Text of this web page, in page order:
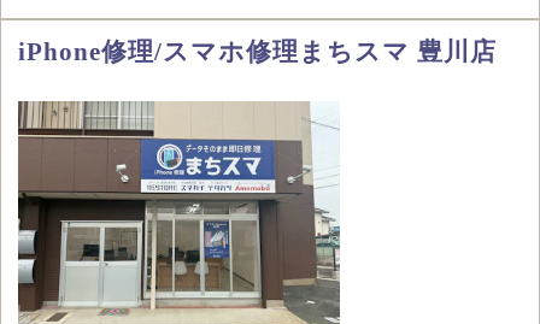
iPhone修理/スマホ修理まちスマ 豊川店